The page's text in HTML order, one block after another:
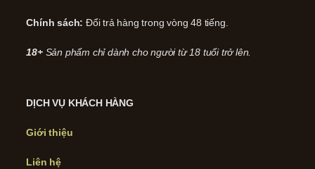
Chính sách: Đổi trả hàng trong vòng 48 tiếng.
18+ Sản phẩm chỉ dành cho người từ 18 tuổi trở lên.
DỊCH VỤ KHÁCH HÀNG
Giới thiệu
Liên hệ